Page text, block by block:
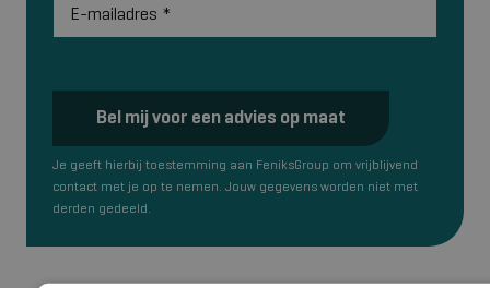
E-mailadres *
Bel mij voor een advies op maat
Je geeft hierbij toestemming aan FeniksGroup om vrijblijvend
contact met je op te nemen. Jouw gegevens worden niet met
derden gedeeld.